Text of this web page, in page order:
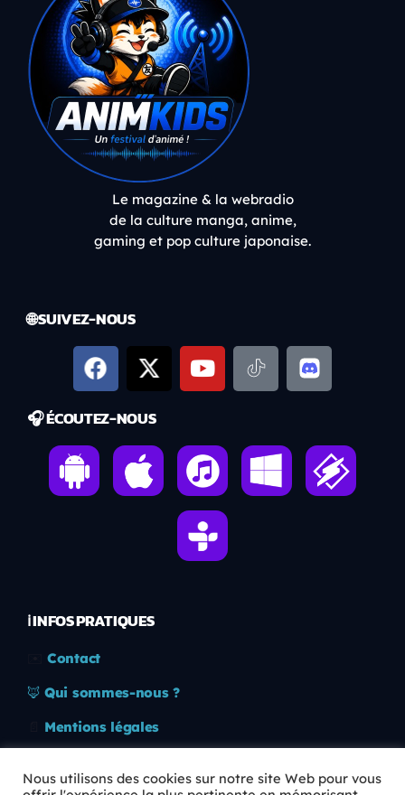
Le magazine & la webradio
de la culture manga, anime,
gaming et pop culture japonaise.
🌐 SUIVEZ-NOUS
🎧 ÉCOUTEZ-NOUS
ℹ️ INFOS PRATIQUES
Contact
🦊 Qui sommes-nous ?
Mentions légales
Nous utilisons des cookies sur notre site Web pour vous